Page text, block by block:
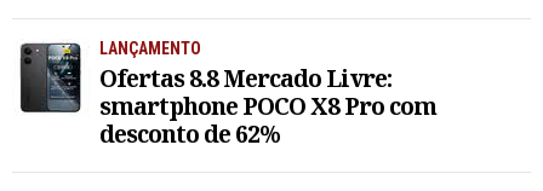
LANÇAMENTO
Ofertas 8.8 Mercado Livre:
smartphone POCO X8 Pro com
desconto de 62%